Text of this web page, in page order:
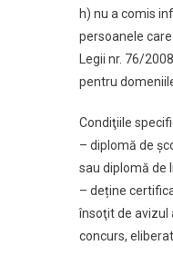
h) nu a comis
persoanele
Legii nr. 76/
pentru
Condiţiile
– diplomă de
sau diplomă de
– deține
însoţit de avizul
concurs,